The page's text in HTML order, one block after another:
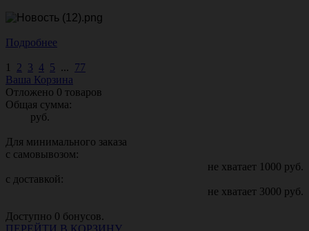
Подробнее
1 2 3 4 5 ... 77
Ваша Корзина
Отложено 0 товаров
Общая сумма:
руб.
Для минимального заказа
с самовывозом:
не хватает 1000 руб.
с доставкой:
не хватает 3000 руб.
Доступно 0 бонусов.